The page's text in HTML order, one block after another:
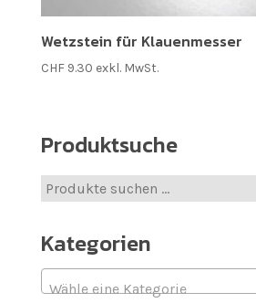
Wetzstein für Klauenmesser
CHF9.30 exkl. MwSt.
Produktsuche
Suche
nach:
Kategorien
Wähle eine Kategorie